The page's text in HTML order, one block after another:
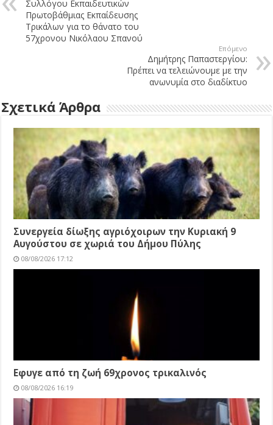
Συλλόγου Εκπαιδευτικών
Πρωτοβάθμιας Εκπαίδευσης
Τρικάλων για το θάνατο του
57χρονου Νικόλαου Σπανού
Επόμενο
Δημήτρης Παπαστεργίου:
Πρέπει να τελειώνουμε με την
ανωνυμία στο διαδίκτυο
Σχετικά Άρθρα
Συνεργεία δίωξης αγριόχοιρων την Κυριακή 9
Αυγούστου σε χωριά του Δήμου Πύλης
08/08/2026 17:12
Εφυγε από τη ζωή 69χρονος τρικαλινός
08/08/2026 16:19